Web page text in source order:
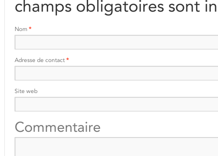
champs obligatoires sont
Nom *
Adresse de contact *
Site web
Commentaire